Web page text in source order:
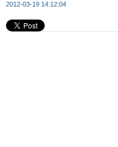
2012-03-19 14:12:04